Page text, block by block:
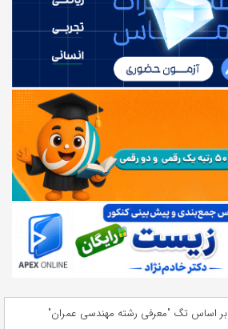
بر اساس تگ "معرفی رشته مهندسی عمران"